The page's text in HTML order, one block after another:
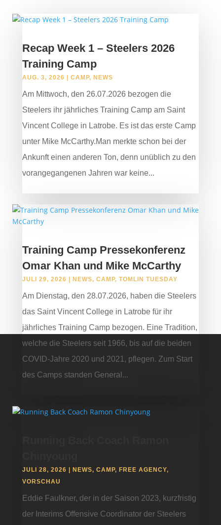
Recap Week 1 – Steelers 2026
Training Camp
AUG. 3, 2026 CAMP, NEWS
Am Mittwoch, den 26.07.2026 bezogen die
Steelers ihr jährliches Training Camp am Saint
Vincent College in Latrobe. Es ist das erste Camp
unter Mike McCarthy.Man merkte schon bei der
Ankunft einen anderen Ton, denn unüblich zu den
vorangegangenen Jahren war keine...
Training Camp Pressekonferenz
Omar Khan und Mike McCarthy
JULI 29, 2026 NEWS, CAMP, TOMLIN TUESDAY
Am Dienstag, den 28.07.2026, haben die Steelers
das Saint Vincent College in Latrobe für ihr
jährliches Training Camp bezogen. Eine Tradition,
welche die Steelers seit 1966, bis auf die beiden
COVID-Jahre 2020 und 2021, pflegen. Zum Start
des Camps standen General...
JULI 28, 2026 NEWS, CAMP, FREE AGENCY,
VORSCHAU
Eddie Faulkner, der in der Saison 2023, kurzfristig
der Interims Offensive Coordinator der Steelers